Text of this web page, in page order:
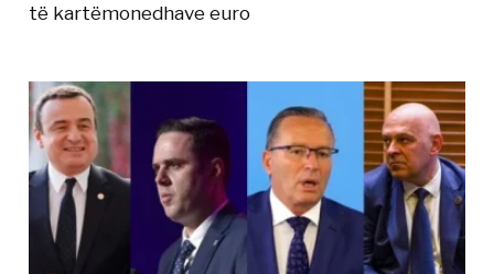
të kartëmonedhave euro